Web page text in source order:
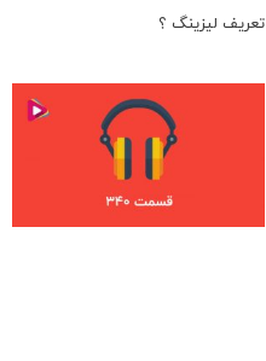
تعریف لیزینگ ؟